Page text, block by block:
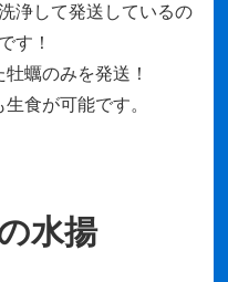
浄して発送しているの
す！
蠣のみを発送！
食が可能です。
水揚